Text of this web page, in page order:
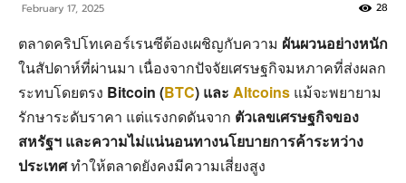
ปโต
February 17, 2025 28
ตลาดคริปโทเคอร์เรนซีต้องเผชิญกับความ ผันผวนอย่างหนัก
ในสัปดาห์ที่ผ่านมา เนื่องจากปัจจัยเศรษฐกิจมหภาคที่ส่งผลก
ระทบโดยตรง Bitcoin (BTC) และ Altcoins แม้จะพยายาม
รักษาระดับราคา แต่แรงกดดันจาก ตัวเลขเศรษฐกิจของ
สหรัฐฯ และความไม่แน่นอนทางนโยบายการค้าระหว่าง
ประเทศทำให้ตลาดยังคงมีความเสี่ยงสูง